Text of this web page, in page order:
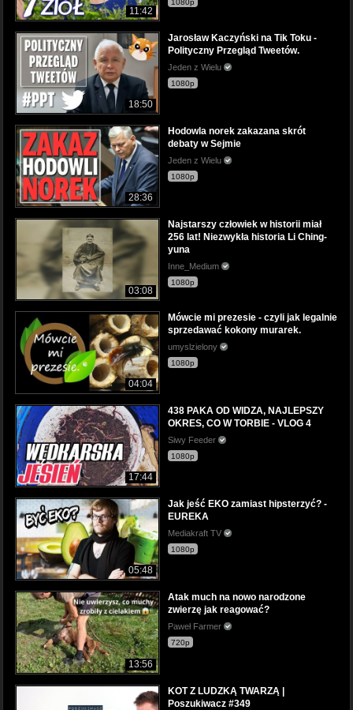
11:42
1080p
18:50
Jarosław Kaczyński na Tik Toku -
Polityczny Przegląd Tweetów.
Jeden z Wielu
1080p
28:36
Hodowla norek zakazana skrót
debaty w Sejmie
Jeden z Wielu
1080p
03:08
Najstarszy człowiek w historii miał
256 lat! Niezwykła historia Li Ching-
yuna
Inne_Medium
1080p
04:04
Mówcie mi prezesie - czyli jak legalnie
sprzedawać kokony murarek.
umyslzielony
1080p
17:44
438 PAKA OD WIDZA, NAJLEPSZY
OKRES, CO W TORBIE - VLOG 4
Siwy Feeder
1080p
05:48
Jak jeść EKO zamiast hipsterzyć? -
EUREKA
Mediakraft TV
1080p
13:56
Atak much na nowo narodzone
zwierzę jak reagować?
Paweł Farmer
720p
KOT Z LUDZKĄ TWARZĄ |
Poszukiwacz #349